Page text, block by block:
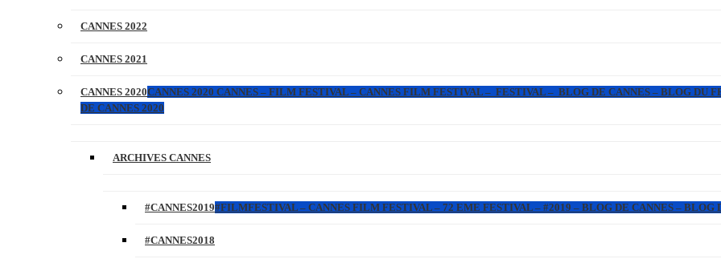
CANNES 2022
CANNES 2021
CANNES 2020CANNES 2020 CANNES – FILM FESTIVAL – CANNES FILM FESTIVAL – FESTIVAL – BLOG DE CANNES – BLOG DU
DE CANNES 2020
ARCHIVES CANNES
#CANNES2019#FILMFESTIVAL – CANNES FILM FESTIVAL – 72 EME FESTIVAL – #2019 – BLOG DE CANNES – BLOG
#CANNES2018